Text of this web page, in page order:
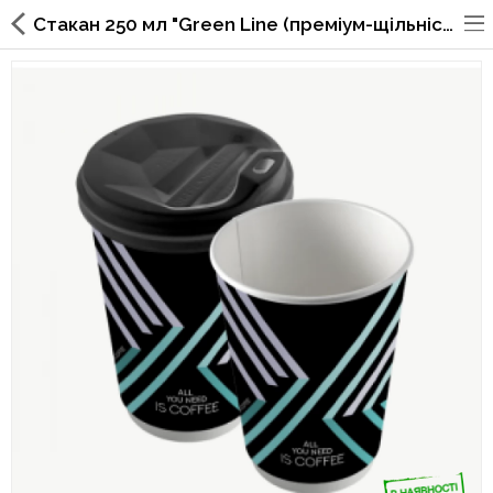
Стакан 250 мл "Green Line (преміум-щільність)
Упаковка для фаст
фуда,пиццерий,ресторанов
Стаканы, крышки, держатели,
Упаковка для суши
Бумажные пакеты и уголки
Картонные коробки